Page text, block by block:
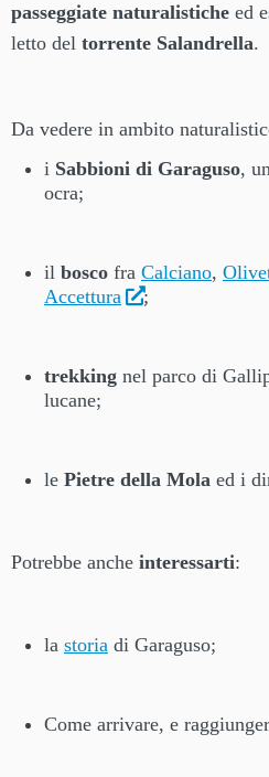
passeggiate naturalistiche ed
letto del torrente Salandrella.
Da vedere in ambito
i Sabbioni di Garaguso,
ocra;
il bosco fra Calciano,
Accettura
;
trekking nel parco di
lucane;
le Pietre della Mola ed i
Potrebbe anche interessarti:
la storia di Garaguso;
Come arrivare, e